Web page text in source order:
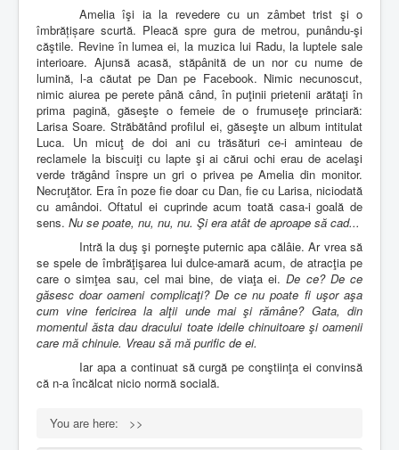
Amelia îşi ia la revedere cu un zâmbet trist şi o
îmbrățișare scurtă. Pleacă spre gura de metrou, punându-şi
căştile. Revine în lumea ei, la muzica lui Radu, la luptele sale
interioare. Ajunsă acasă, stăpânită de un nor cu nume de
lumină, l-a căutat pe Dan pe Facebook. Nimic necunoscut,
nimic aiurea pe perete până când, în puţinii prietenii arătaţi în
prima pagină, găseşte o femeie de o frumuseţe princiară:
Larisa Soare. Străbătând profilul ei, găseşte un album intitulat
Luca. Un micuţ de doi ani cu trăsături ce-i aminteau de
reclamele la biscuiţi cu lapte şi ai cărui ochi erau de acelaşi
verde trăgând înspre un gri o privea pe Amelia din monitor.
Necruţător. Era în poze fie doar cu Dan, fie cu Larisa, niciodată
cu amândoi. Oftatul ei cuprinde acum toată casa-i goală de
sens. Nu se poate, nu, nu, nu. Şi era atât de aproape să cad...
Intră la duş şi porneşte puternic apa călâie. Ar vrea să
se spele de îmbrăţişarea lui dulce-amară acum, de atracţia pe
care o simţea sau, cel mai bine, de viaţa ei.De ce? De ce
găsesc doar oameni complicaţi? De ce nu poate fi uşor aşa
cum vine fericirea la alţii unde mai şi rămâne? Gata, din
momentul ăsta dau dracului toate ideile chinuitoare şi oamenii
care mă chinuie. Vreau să mă purific de ei.
Iar apa a continuat să curgă pe conştiinţa ei convinsă
că n-a încălcat nicio normă socială.
You are here: >>